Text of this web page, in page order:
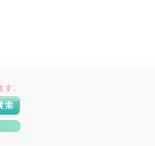
。